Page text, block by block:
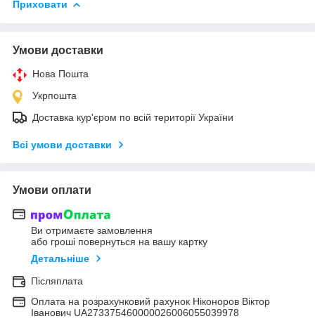
Приховати
Умови доставки
Нова Пошта
Укрпошта
Доставка кур'єром по всій території України
Всі умови доставки
Умови оплати
Ви отримаєте замовлення
або гроші повернуться на вашу картку
Детальніше
Післяплата
Оплата на розрахунковий рахунок Ніконоров Віктор
Іванович UA273375460000026006055039978